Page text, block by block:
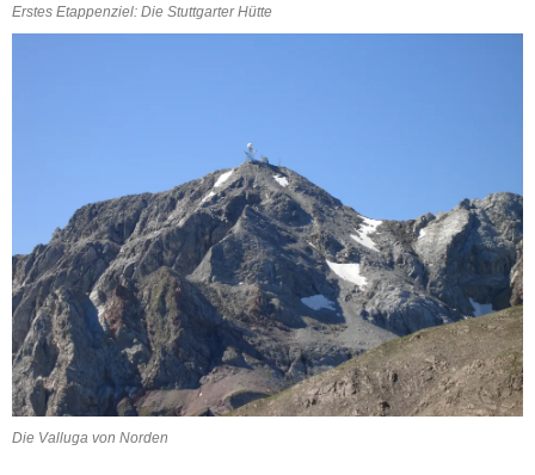
Erstes Etappenziel: Die Stuttgarter Hütte
Die Valluga von Norden